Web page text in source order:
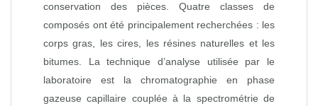
conservation des pièces. Quatre classes de
composés ont été principalement recherchées : les
corps gras, les cires, les résines naturelles et les
bitumes. La technique d’analyse utilisée par le
laboratoire est la chromatographie en phase
gazeuse capillaire couplée à la spectrométrie de